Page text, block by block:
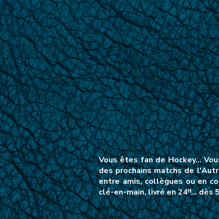
Vous êtes fan de Hockey…
des prochains matchs de
entre amis, collègues ou en
clé-en-main, livré en 24ᴴ… dès